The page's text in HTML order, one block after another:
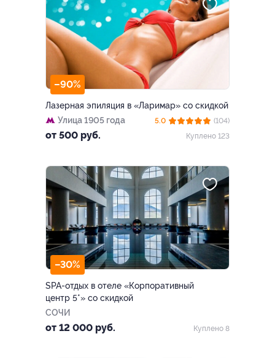
–90%
Лазерная эпиляция в «Ларимар» со скидкой
Улица 1905 года
от 500 руб.
5.0
(104)
Куплено 123
–30%
SPA-отдых в отеле «Корпоративный
центр 5*» со скидкой
СОЧИ
от 12 000 руб. Куплено 8